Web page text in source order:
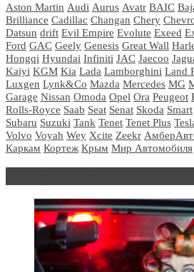
Aston Martin Audi Aurus Avatr BAIC
Brilliance Cadillac Changan Chery
Datsun drift Evil Empire Evolute Exeed
Ford GAC Geely Genesis Great Wall
Hongqi Hyundai Infiniti JAC Jaecoo
Kaiyi KGM Kia Lada Lamborghini Land
Luxgen Lynk&Co Mazda Mercedes MG
Garage Nissan Omoda Opel Ora Peugeot
Rolls-Royce Saab Seat Senat Skoda Smart
Subaru Suzuki Tank Tenet Tenet Plus
Volvo Voyah Wey Xcite Zeekr
Каркам Кортеж Крым Мир Автомобиля